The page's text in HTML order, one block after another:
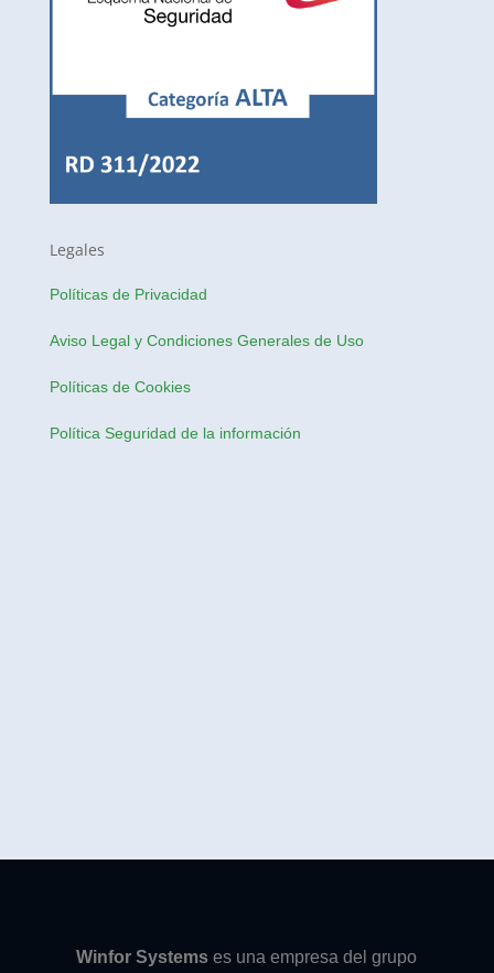
Legales
Políticas de Privacidad
Aviso Legal y Condiciones Generales de Uso
Políticas de Cookies
Política Seguridad de la información
Winfor Systems es una empresa del grupo